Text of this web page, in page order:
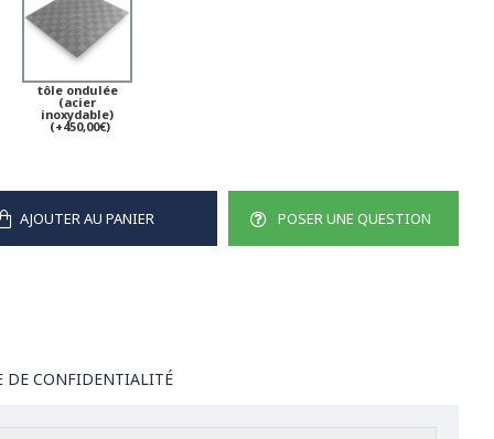
tôle ondulée
(acier
inoxydable)
(+450,00€)
AJOUTER AU PANIER POSER UNE QUESTION
DE CONFIDENTIALITÉ